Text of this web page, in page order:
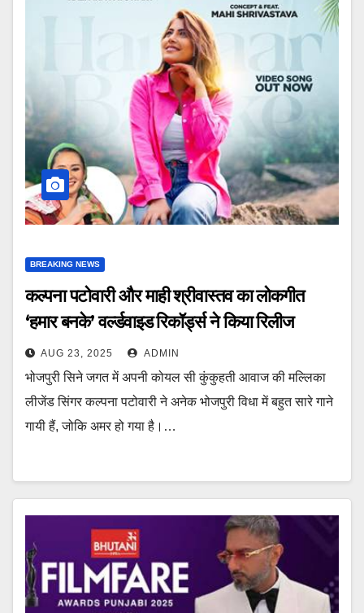
BREAKING NEWS
कल्पना पटोवारी और माही श्रीवास्तव का लोकगीत
‘हमार बनके’ वर्ल्डवाइड रिकॉर्ड्स ने किया रिलीज
AUG 23, 2025 ADMIN
भोजपुरी सिने जगत में अपनी कोयल सी कुंकुहती आवाज की मल्लिका
लीजेंड सिंगर कल्पना पटोवारी ने अनेक भोजपुरी विधा में बहुत सारे गाने
गायी हैं, जोकि अमर हो गया है।…